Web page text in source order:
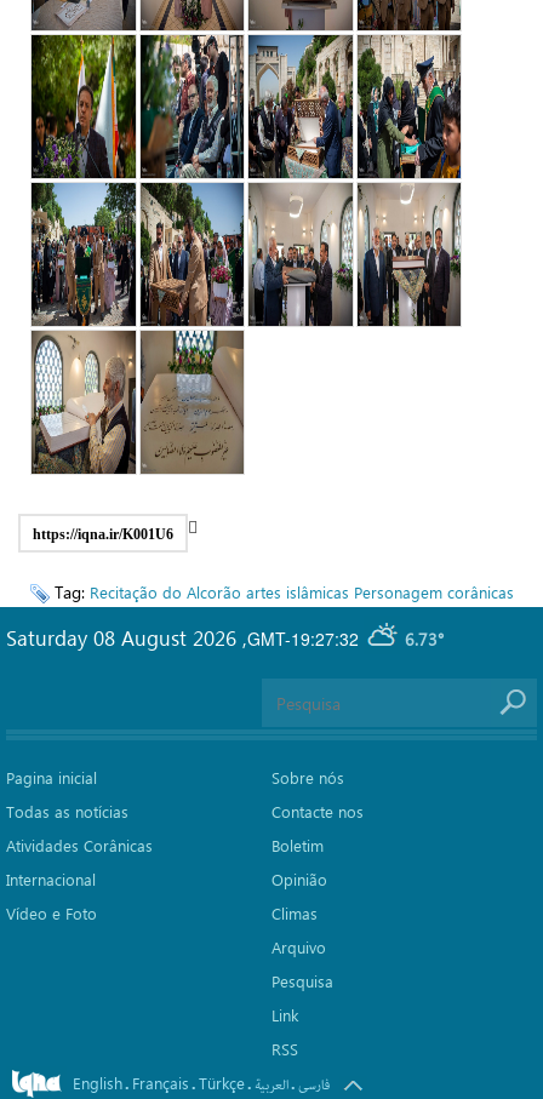
https://iqna.ir/K001U6
Tag: Recitação do Alcorão artes islâmicas Personagem corânicas
GMT-19:27:32 6.73°
Saturday 08 August 2026 ,
Pagina inicial
Todas as notícias
Atividades Corânicas
Internacional
Vídeo e Foto
Sobre nós
Contacte nos
Boletim
Opinião
Climas
Arquivo
Pesquisa
Link
RSS
English. Français.Türkçe. العربیة.فارسی